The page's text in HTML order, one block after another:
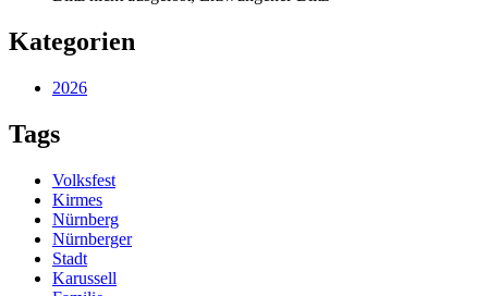
Kategorien
2026
Tags
Volksfest
Kirmes
Nürnberg
Nürnberger
Stadt
Karussell